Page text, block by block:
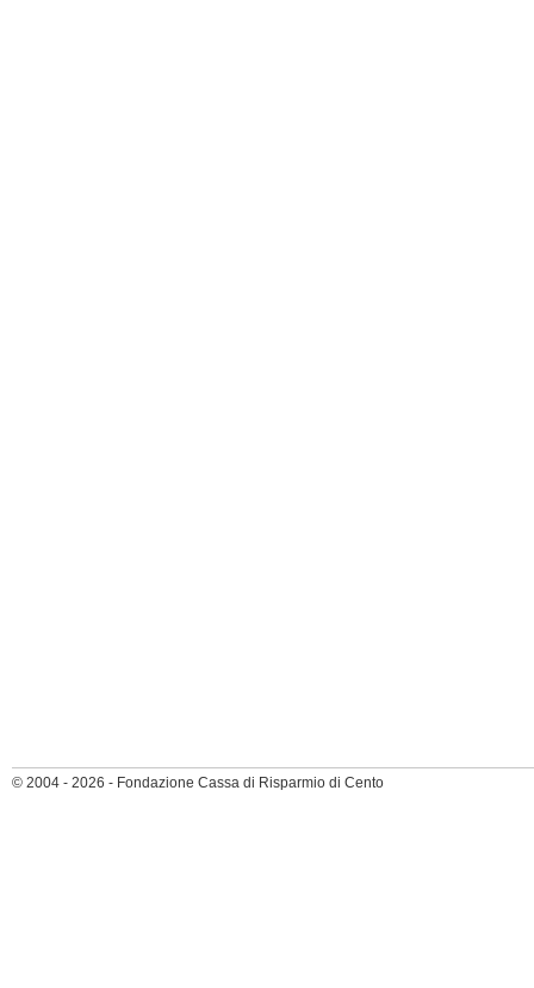
© 2004 - 2026 - Fondazione Cassa di Risparmio di Cento